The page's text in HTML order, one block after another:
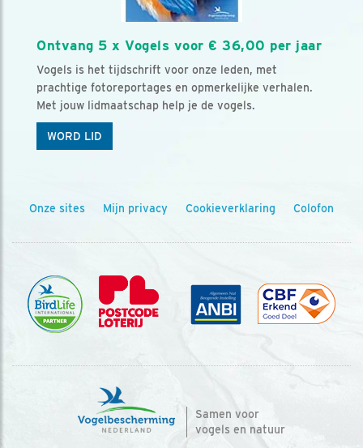
Ontvang 5 x Vogels voor € 36,00 per jaar
Vogels is het tijdschrift voor onze leden, met
prachtige fotoreportages en opmerkelijke verhalen.
Met jouw lidmaatschap help je de vogels.
WORD LID
Onze sites Mijn privacy Cookieverklaring Colofon
Samen voor
vogels en natuur